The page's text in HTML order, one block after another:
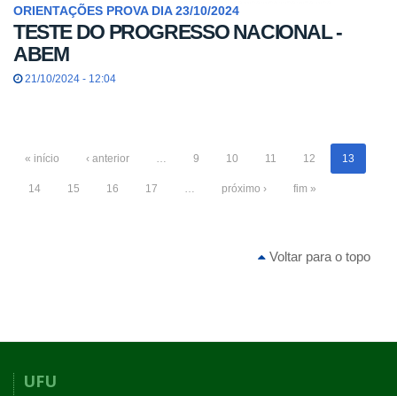
ORIENTAÇÕES PROVA DIA 23/10/2024
TESTE DO PROGRESSO NACIONAL -
ABEM
21/10/2024 - 12:04
« início ‹ anterior … 9 10 11 12 13
14 15 16 17 … próximo › fim »
Voltar para o topo
UFU